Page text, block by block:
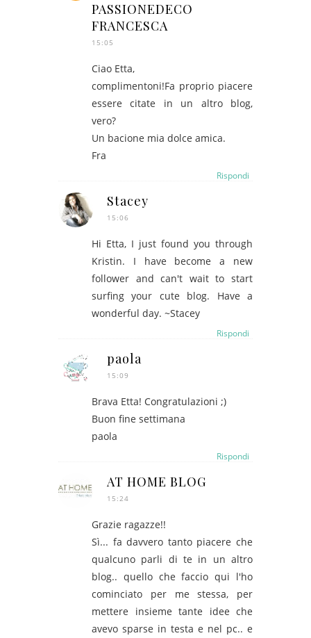
PASSIONEDECO
FRANCESCA
15:05
Ciao Etta,
complimentoni!Fa proprio piacere
essere citate in un altro blog,
vero?
Un bacione mia dolce amica.
Fra
Rispondi
Stacey
15:06
Hi Etta, I just found you through
Kristin. I have become a new
follower and can't wait to start
surfing your cute blog. Have a
wonderful day. ~Stacey
Rispondi
paola
15:09
Brava Etta! Congratulazioni ;)
Buon fine settimana
paola
Rispondi
AT HOME BLOG
15:24
Grazie ragazze!!
Sì... fa davvero tanto piacere che
qualcuno parli di te in un altro
blog.. quello che faccio qui l'ho
cominciato per me stessa, per
mettere insieme tante idee che
avevo sparse in testa e nel pc.. e